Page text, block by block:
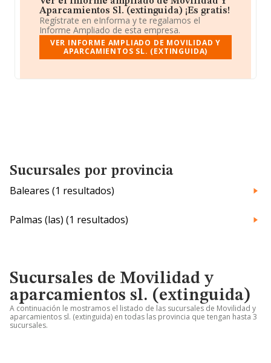
Aparcamientos Sl. (extinguida) ¡Es gratis!
Regístrate en eInforma y te regalamos el
Informe Ampliado de esta empresa.
VER INFORME AMPLIADO DE MOVILIDAD Y
APARCAMIENTOS SL. (EXTINGUIDA)
Sucursales por provincia
Baleares (1 resultados)
Palmas (las) (1 resultados)
Sucursales de Movilidad y
aparcamientos sl. (extinguida)
A continuación le mostramos el listado de las sucursales de Movilidad y
aparcamientos sl. (extinguida) en todas las provincia que tengan hasta 3
sucursales.